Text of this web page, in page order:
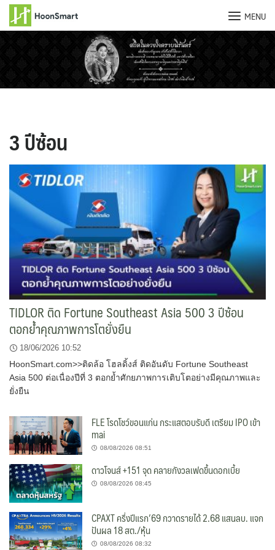
MENU
3 ปีซ้อน
TIDLOR ติด Fortune Southeast Asia 500 3 ปีซ้อน
ตอกย้ำคุณภาพการโตยั่งยืน
18/06/2026 10:52
HoonSmart.com>>ติดล้อ โฮลดิ้งส์ ติดอันดับ Fortune Southeast
Asia 500 ต่อเนื่องปีที่ 3 ตอกย้ำศักยภาพการเติบโตอย่างมีคุณภาพและ
ยั่งยืน
FLE โรดโชว์ขอนแก่น กระแสตอบรับดี เตรียม IPO เข้า
mai
08/08/2026 08:51
ดาวโจนส์ +151 จุด คลายกังวลเฟดขึ้นดอกเบี้ย
08/08/2026 08:45
CPAXT ครึ่งปีแรก’69 กวาดรายได้ 2.68 แสนลบ. แจก
ปันผล 18 สต./หุ้น
08/08/2026 08:32